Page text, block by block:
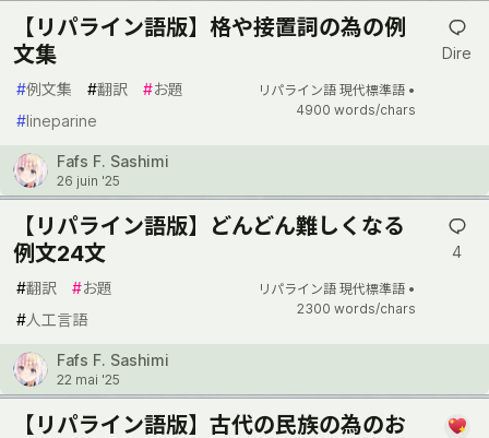
【リパライン語版】格や接置詞の為の例
文集
#例文集 #翻訳 #お題
#lineparine
リパライン語 現代標準語 •
4900 words/chars
Dire
Fafs F. Sashimi
26 juin '25
【リパライン語版】どんどん難しくなる
例文24文
#翻訳 #お題
#人工言語
リパライン語 現代標準語 •
2300 words/chars
4
Fafs F. Sashimi
22 mai '25
【リパライン語版】古代の民族の為のお